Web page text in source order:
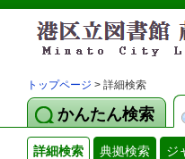
トップページ > 詳細検索
かんたん検索
詳細検索 典拠検索 ジ